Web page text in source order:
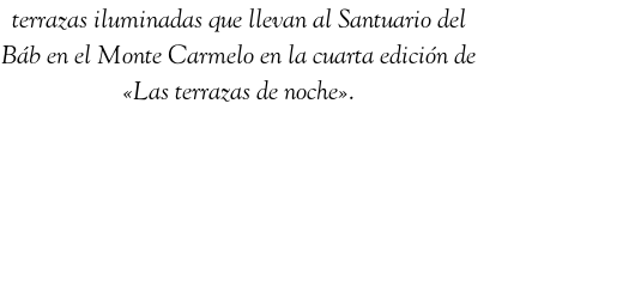
terrazas iluminadas que llevan al Santuario del
Báb en el Monte Carmelo en la cuarta edición de
«Las terrazas de noche».